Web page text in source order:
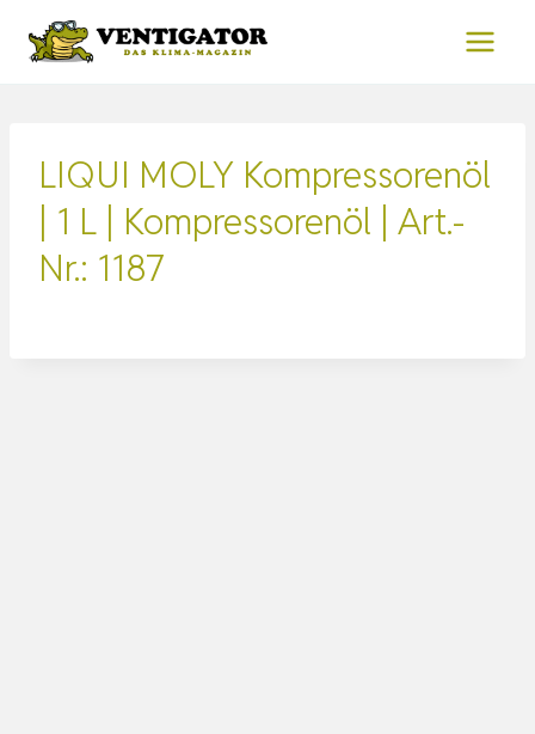
Inhalt
LIQUI MOLY Kompressorenöl
| 1 L | Kompressorenöl | Art.-
Nr.: 1187